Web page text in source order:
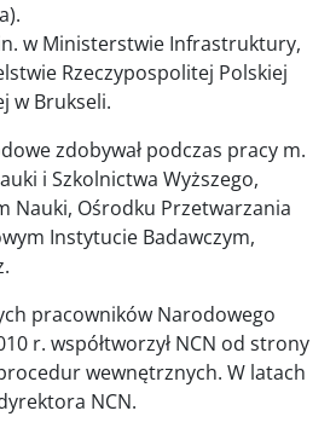
w Ministerstwie Infrastruktury,
Rzeczypospolitej Polskiej
w Brukseli.
zdobywał podczas pracy m.
i Szkolnictwa Wyższego,
Nauki, Ośrodku Przetwarzania
Instytucie Badawczym,
pracowników Narodowego
r. współtworzył NCN od strony
wewnętrznych. W latach
NCN.